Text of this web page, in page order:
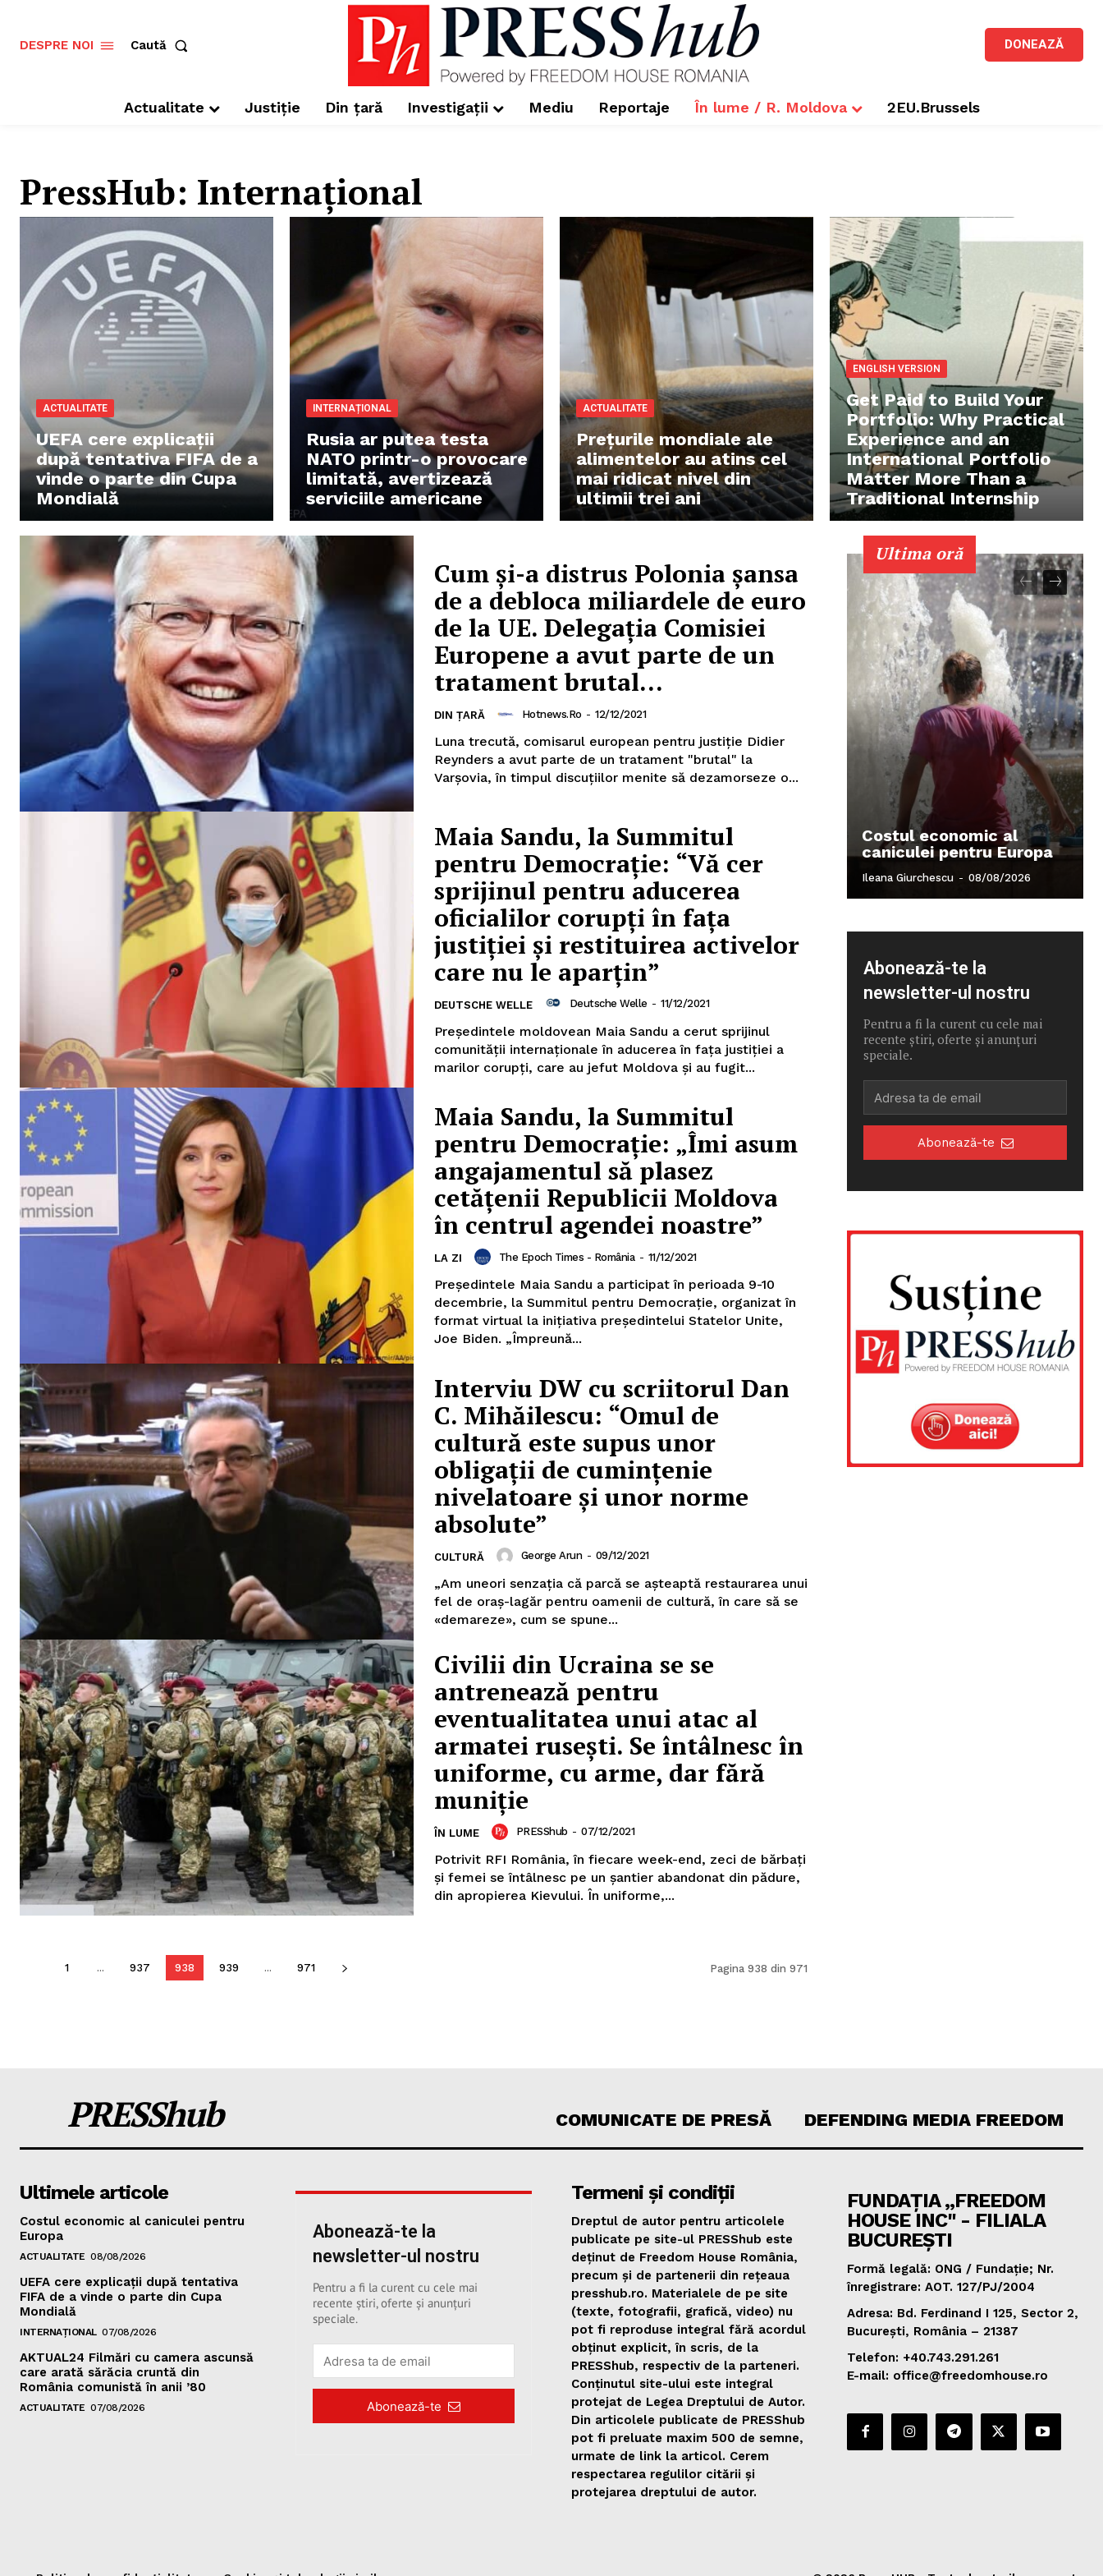
Un proiect
FREEDOM HOUSE
ROMÂNIA
PRESShub
Despre noi / Echipa
Proiecte editoriale
DESPRE NOI Caută DONEAZĂ
Actualitate Justiție Din țară Investigații Mediu Reportaje În lume / R. Moldova 2EU.Brussels
PressHub: Internațional
ACTUALITATE
UEFA cere explicații
după tentativa FIFA de a
vinde o parte din Cupa
Mondială
INTERNAȚIONAL
Rusia ar putea testa
NATO printr-o provocare
limitată, avertizează
serviciile americane
ACTUALITATE
Prețurile mondiale ale
alimentelor au atins cel
mai ridicat nivel din
ultimii trei ani
ENGLISH VERSION
Get Paid to Build Your
Portfolio: Why Practical
Experience and an
International Portfolio
Matter More Than a
Traditional Internship
Cum și-a distrus Polonia șansa
de a debloca miliardele de euro
de la UE. Delegația Comisiei
Europene a avut parte de un
tratament brutal...
DIN ȚARĂ Hotnews.ro - 12/12/2021
Luna trecută, comisarul european pentru justiţie Didier
Reynders a avut parte de un tratament "brutal" la
Varşovia, în timpul discuţiilor menite să dezamorseze o...
Maia Sandu, la Summitul
pentru Democrație: “Vă cer
sprijinul pentru aducerea
oficialilor corupți în fața
justiției și restituirea activelor
care nu le aparțin”
DEUTSCHE WELLE Deutsche Welle - 11/12/2021
Președintele moldovean Maia Sandu a cerut sprijinul
comunității internaționale în aducerea în fața justiției a
marilor corupți, care au jefut Moldova și au fugit...
Maia Sandu, la Summitul
pentru Democraţie: „Îmi asum
angajamentul să plasez
cetăţenii Republicii Moldova
în centrul agendei noastre”
LA ZI The Epoch Times - România - 11/12/2021
Preşedintele Maia Sandu a participat în perioada 9-10
decembrie, la Summitul pentru Democraţie, organizat în
format virtual la iniţiativa preşedintelui Statelor Unite,
Joe Biden. „Împreună...
Interviu DW cu scriitorul Dan
C. Mihăilescu: “Omul de
cultură este supus unor
obligații de cumințenie
nivelatoare și unor norme
absolute”
CULTURĂ George Arun - 09/12/2021
„Am uneori senzația că parcă se așteaptă restaurarea unui
fel de oraș-lagăr pentru oamenii de cultură, în care să se
«demareze», cum se spune...
Civilii din Ucraina se se
antrenează pentru
eventualitatea unui atac al
armatei rusești. Se întâlnesc în
uniforme, cu arme, dar fără
muniție
ÎN LUME PRESShub - 07/12/2021
Potrivit RFI România, în fiecare week-end, zeci de bărbați
și femei se întâlnesc pe un șantier abandonat din pădure,
din apropierea Kievului. În uniforme,...
1 ... 937 938 939 ... 971 Pagina 938 din 971
Ultima oră
Costul economic al
caniculei pentru Europa
Ileana Giurchescu - 08/08/2026
Abonează-te la
newsletter-ul nostru
Pentru a fi la curent cu cele mai
recente știri, oferte și anunțuri
speciale.
Abonează-te
PRESShub COMUNICATE DE PRESĂ DEFENDING MEDIA FREEDOM
Ultimele articole
Costul economic al caniculei pentru
Europa
ACTUALITATE 08/08/2026
UEFA cere explicații după tentativa
FIFA de a vinde o parte din Cupa
Mondială
INTERNAȚIONAL 07/08/2026
AKTUAL24 Filmări cu camera ascunsă
care arată sărăcia cruntă din
România comunistă în anii ’80
ACTUALITATE 07/08/2026
Abonează-te la
newsletter-ul nostru
Pentru a fi la curent cu cele mai
recente știri, oferte și anunțuri
speciale.
Abonează-te
Termeni și condiții
Dreptul de autor pentru articolele
publicate pe site-ul PRESShub este
deținut de Freedom House România,
precum și de partenerii din rețeaua
presshub.ro. Materialele de pe site
(texte, fotografii, grafică, video) nu
pot fi reproduse integral fără acordul
obținut explicit, în scris, de la
PRESShub, respectiv de la parteneri.
Conținutul site-ului este integral
protejat de Legea Dreptului de Autor.
Din articolele publicate de PRESShub
pot fi preluate maxim 500 de semne,
urmate de link la articol. Cerem
respectarea regulilor citării și
protejarea dreptului de autor.
FUNDAȚIA „FREEDOM
HOUSE INC" - FILIALA
BUCUREȘTI
Formă legală: ONG / Fundație; Nr.
înregistrare: AOT. 127/PJ/2004
Adresa: Bd. Ferdinand I 125, Sector 2,
București, România – 21387
Telefon: +40.743.291.261
E-mail: office@freedomhouse.ro